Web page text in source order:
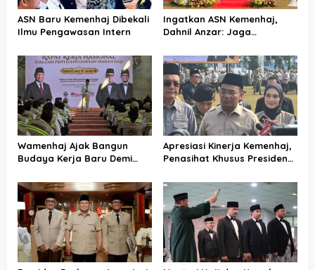
ASN Baru Kemenhaj Dibekali
Ilmu Pengawasan Intern
Ingatkan ASN Kemenhaj,
Dahnil Anzar: Jaga
Menjadikan Jemaah
sebagai Komoditas
Wamenhaj Ajak Bangun
Budaya Kerja Baru Demi
Jemaah
Apresiasi Kinerja Kemenhaj,
Penasihat Khusus Presiden
Penyelenggaraan Haji
Berjalan Baik